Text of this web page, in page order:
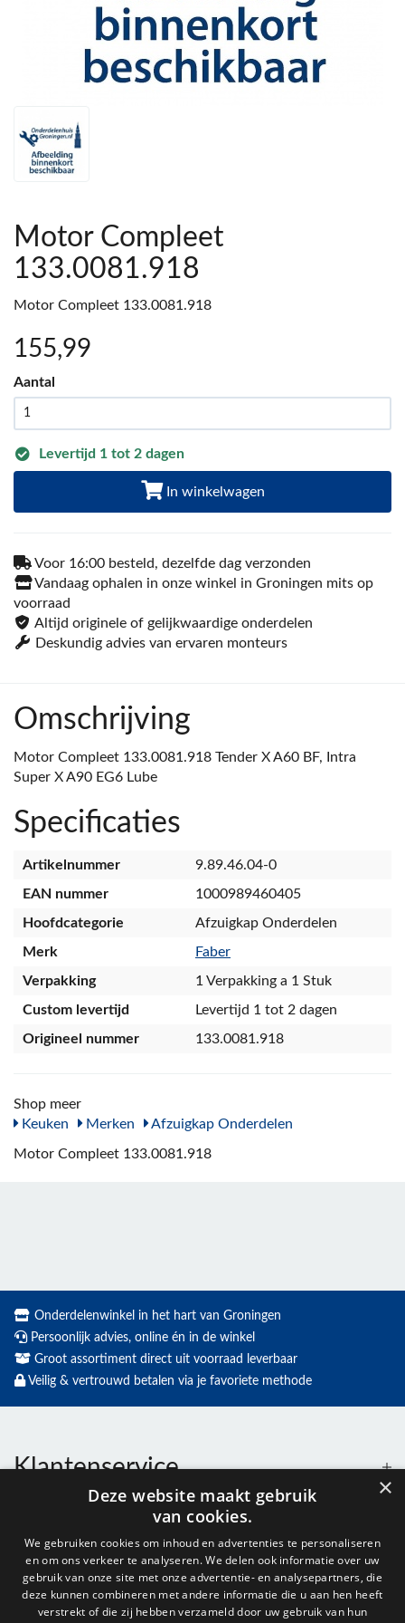
Motor Compleet
133.0081.918
Motor Compleet 133.0081.918
155,99
Aantal
Levertijd 1 tot 2 dagen
In winkelwagen
Voor 16:00 besteld, dezelfde dag verzonden
Vandaag ophalen in onze winkel in Groningen mits op
voorraad
Altijd originele of gelijkwaardige onderdelen
Deskundig advies van ervaren monteurs
Omschrijving
Motor Compleet 133.0081.918 Tender X A60 BF, Intra
Super X A90 EG6 Lube
Specificaties
Artikelnummer
9.89.46.04-0
EAN nummer
1000989460405
Hoofdcategorie
Afzuigkap Onderdelen
Merk
Faber
Verpakking
1 Verpakking a 1 Stuk
Custom levertijd
Levertijd 1 tot 2 dagen
Origineel nummer
133.0081.918
Shop meer
Keuken
Merken Afzuigkap Onderdelen
Motor Compleet 133.0081.918
Onderdelenwinkel in het hart van Groningen
Persoonlijk advies, online én in de winkel
Groot assortiment direct uit voorraad leverbaar
Veilig & vertrouwd betalen via je favoriete methode
Klantenservice
Openingstijden
×
Deze website maakt gebruik
van cookies.
We gebruiken cookies om inhoud en advertenties te personaliseren
en om ons verkeer te analyseren. We delen ook informatie over uw
gebruik van onze site met onze advertentie- en analysepartners, die
deze kunnen combineren met andere informatie die u aan hen heeft
verstrekt of die zij hebben verzameld door uw gebruik van hun